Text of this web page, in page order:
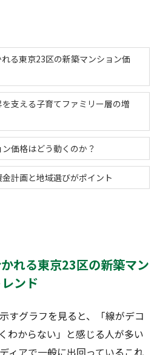
る東京23区の新築マンション価
支える子育てファミリー層の増
価格はどう動くのか？
計画と地域選びがポイント
れる東京23区の新築マン
ンド
すグラフを見ると、「線がデコ
わからない」と感じる人が多い
ィアで一般に出回っているこれ